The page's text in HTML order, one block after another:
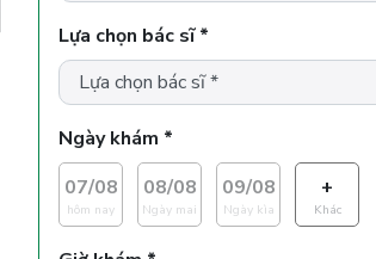
Lựa chọn bác sĩ *
Ngày khám *
07/08
hôm nay
08/08
Ngày mai
09/08
Ngày kìa
+
Khác